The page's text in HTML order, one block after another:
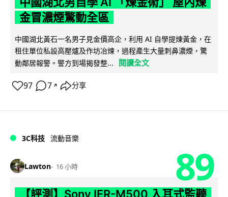
金冒濃煙驚動全區
中國湖北黃石一名男子見金價高企，利用 AI 自學提煉黃金，在
租住單位私設高壓爐及作坊冶煉，過程產生大量刺鼻濃煙，驚
動鄰居報警。警方到場揭發整...
閱讀全文
97 7 ↗ 分享
3C科技 流動音樂
Lawton 16 小時 89
【評測】Sony IER-M500 入耳式監聽